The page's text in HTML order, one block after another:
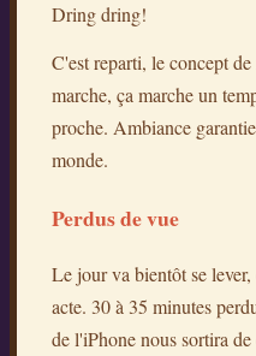
Dring dring!
C'est reparti, le concept
marche, ça marche un
proche. Ambiance
monde.
Perdus de vue
Le jour va bientôt se
acte. 30 à 35 minutes
de l'iPhone nous sortira